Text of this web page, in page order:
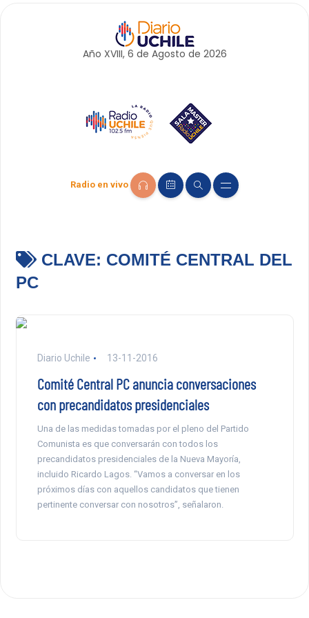
Año XVIII, 6 de Agosto de 2026
Radio en vivo
CLAVE: COMITÉ CENTRAL DEL
PC
Diario Uchile 13-11-2016
Comité Central PC anuncia conversaciones
con precandidatos presidenciales
Una de las medidas tomadas por el pleno del Partido
Comunista es que conversarán con todos los
precandidatos presidenciales de la Nueva Mayoría,
incluido Ricardo Lagos. “Vamos a conversar en los
próximos días con aquellos candidatos que tienen
pertinente conversar con nosotros”, señalaron.